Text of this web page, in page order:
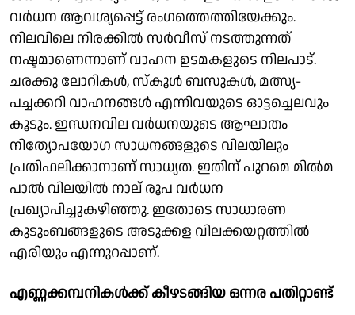
വര്‍ധന ആവശ്യപ്പെട്ട് രംഗത്തെത്തിയേക്കും.
നിലവിലെ നിരക്കില്‍ സര്‍വീസ് നടത്തുന്നത്
നഷ്ടമാണെന്നാണ് വാഹന ഉടമകളുടെ നിലപാട്.
ചരക്കു ലോറികള്‍, സ്‌കൂള്‍ ബസുകള്‍, മത്സ്യ-
പച്ചക്കറി വാഹനങ്ങള്‍ എന്നിവയുടെ ഓട്ടച്ചെലവും
കൂടും. ഇന്ധനവില വര്‍ധനയുടെ ആഘാതം
നിത്യോപയോഗ സാധനങ്ങളുടെ വിലയിലും
പ്രതിഫലിക്കാനാണ് സാധ്യത. ഇതിന് പുറമെ മില്‍മ
പാല്‍ വിലയില്‍ നാല് രൂപ വര്‍ധന
പ്രഖ്യാപിച്ചുകഴിഞ്ഞു. ഇതോടെ സാധാരണ
കുടുംബങ്ങളുടെ അടുക്കള വിലക്കയറ്റത്തില്‍
എരിയും എന്നുറപ്പാണ്.
എണ്ണക്കമ്പനികള്‍ക്ക് കീഴടങ്ങിയ ഒന്നര പതിറ്റാണ്ട്